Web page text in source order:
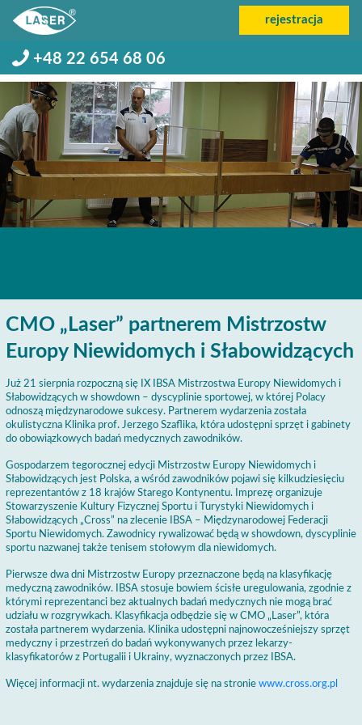
rejestracja
+48 22 654 68 06
CMO „Laser” partnerem Mistrzostw
Europy Niewidomych i Słabowidzących
Już 21 sierpnia rozpoczną się IX IBSA Mistrzostwa Europy Niewidomych i
Słabowidzących w showdown – dyscyplinie sportowej, w której Polacy
odnoszą międzynarodowe sukcesy. Partnerem wydarzenia została
okulistyczna Klinika prof. Jerzego Szaflika, która udostępni sprzęt i gabinety
do obowiązkowych badań medycznych zawodników.
Gospodarzem tegorocznej edycji Mistrzostw Europy Niewidomych i
Słabowidzących jest Polska, a wśród zawodników pojawi się kilkudziesięciu
reprezentantów z 18 krajów Starego Kontynentu. Imprezę organizuje
Stowarzyszenie Kultury Fizycznej Sportu i Turystyki Niewidomych i
Słabowidzących „Cross” na zlecenie IBSA – Międzynarodowej Federacji
Sportu Niewidomych. Zawodnicy rywalizować będą w showdown, dyscyplinie
sportu nazwanej także tenisem stołowym dla niewidomych.
Pierwsze dwa dni Mistrzostw Europy przeznaczone będą na klasyfikację
medyczną zawodników. IBSA stosuje bowiem ścisłe uregulowania, zgodnie z
którymi reprezentanci bez aktualnych badań medycznych nie mogą brać
udziału w rozgrywkach. Klasyfikacja odbędzie się w CMO „Laser”, która
została partnerem wydarzenia. Klinika udostępni najnowocześniejszy sprzęt
medyczny i przestrzeń do badań wykonywanych przez lekarzy-
klasyfikatorów z Portugalii i Ukrainy, wyznaczonych przez IBSA.
Więcej informacji nt. wydarzenia znajduje się na stronie www.cross.org.pl